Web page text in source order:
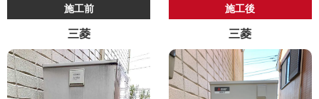
施工前
三菱
施工後
三菱